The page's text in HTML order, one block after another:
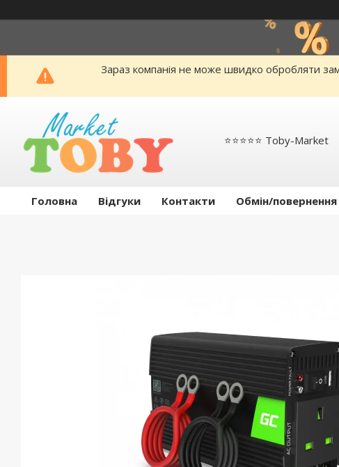
Зараз компанія не може швидко обробляти
⭐️⭐️⭐️⭐️⭐️ Toby-Market
Головна Відгуки Контакти Обмін/повернення